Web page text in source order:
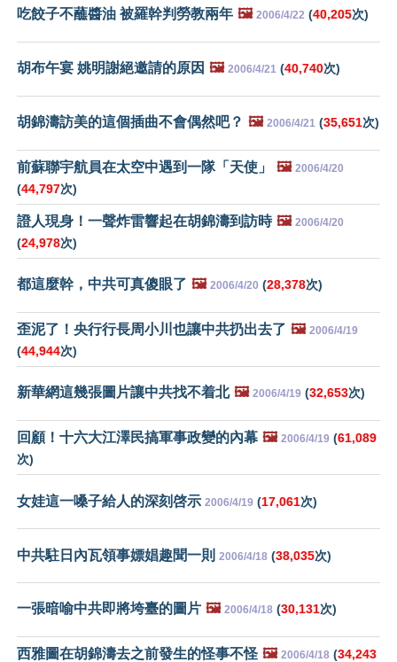
吃餃子不蘸醬油 被羅幹判勞教兩年 🖼️ 2006/4/22 (40,205次)
胡布午宴 姚明謝絕邀請的原因 🖼️ 2006/4/21 (40,740次)
胡錦濤訪美的這個插曲不會偶然吧？ 🖼️ 2006/4/21 (35,651次)
前蘇聯宇航員在太空中遇到一隊「天使」 🖼️ 2006/4/20
(44,797次)
證人現身！一聲炸雷響起在胡錦濤到訪時 🖼️ 2006/4/20
(24,978次)
都這麼幹，中共可真傻眼了 🖼️ 2006/4/20 (28,378次)
歪泥了！央行行長周小川也讓中共扔出去了 🖼️ 2006/4/19
(44,944次)
新華網這幾張圖片讓中共找不着北 🖼️ 2006/4/19 (32,653次)
回顧！十六大江澤民搞軍事政變的內幕 🖼️ 2006/4/19 (61,089
次)
女娃這一嗓子給人的深刻啓示 2006/4/19 (17,061次)
中共駐日內瓦領事嫖娼趣聞一則 2006/4/18 (38,035次)
一張暗喻中共即將垮臺的圖片 🖼️ 2006/4/18 (30,131次)
西雅圖在胡錦濤去之前發生的怪事不怪 🖼️ 2006/4/18 (34,243